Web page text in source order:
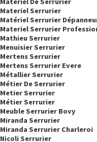
Materiel Serrurier
Matériel Serrurier
Materiel Serrurier
Mathieu Serrurier
Menuisier Serrurier
Mertens Serrurier
Mertens Serrurier Evere
Métallier Serrurier
Métier De Serrurier
Metier Serrurier
Métier Serrurier
Meuble Serrurier Bovy
Miranda Serrurier
Miranda Serrurier Charleroi
Nicoli Serrurier